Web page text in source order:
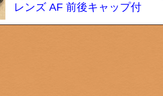
レンズ AF 前後キャップ付